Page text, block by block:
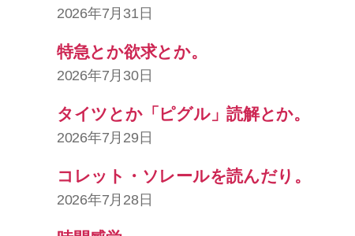
2026年7月31日
特急とか欲求とか。
2026年7月30日
タイツとか「ピグル」読解とか。
2026年7月29日
コレット・ソレールを読んだり。
2026年7月28日